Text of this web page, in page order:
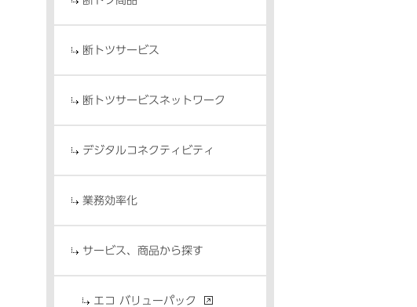
断トツサービス
断トツサービスネットワーク
デジタルコネクティビティ
業務効率化
サービス、商品から探す
エコ バリューパック